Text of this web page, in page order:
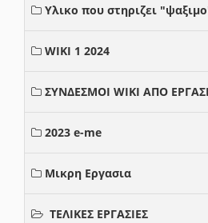
Υλικο που στηριζει
WIKI 1 2024
ΣΥΝΔΕΣΜΟΙ WIKI ΑΠΟ
2023 e-me
Μικρη Εργασια
ΤΕΛΙΚΕΣ ΕΡΓΑΣΙΕΣ